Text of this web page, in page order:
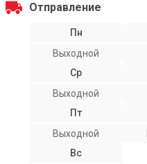
Отправление
Пн
Выходной
Ср
Выходной
Пт
Выходной
Вс